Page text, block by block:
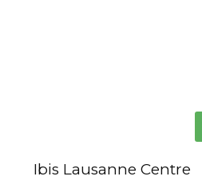
Ibis Lausanne Centre